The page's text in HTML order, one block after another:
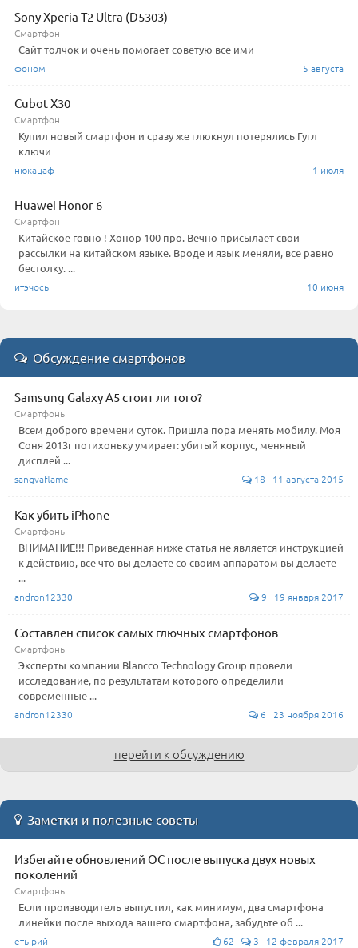
Sony Xperia T2 Ultra (D5303)
Смартфон
Сайт толчок и очень помогает советую все ими
фоном 5 августа
Cubot X30
Смартфон
Купил новый смартфон и сразу же глюкнул потерялись Гугл
ключи
нюкацаф 1 июля
Huawei Honor 6
Смартфон
Китайское говно ! Хонор 100 про. Вечно присылает свои
рассылки на китайском языке. Вроде и язык меняли, все равно
бестолку. ...
итэчосы 10 июня
Обсуждение смартфонов
Samsung Galaxy A5 стоит ли того?
Смартфоны
Всем доброго времени суток. Пришла пора менять мобилу. Моя
Соня 2013г потихоньку умирает: убитый корпус, меняный
дисплей ...
sangvaflame 18 11 августа 2015
Как убить iPhone
Смартфоны
ВНИМАНИЕ!!! Приведенная ниже статья не является инструкцией
к действию, все что вы делаете со своим аппаратом вы делаете
...
andron12330 9 19 января 2017
Составлен список самых глючных смартфонов
Смартфоны
Эксперты компании Blancco Technology Group провели
исследование, по результатам которого определили
современные ...
andron12330 6 23 ноября 2016
перейти к обсуждению
Заметки и полезные советы
Избегайте обновлений ОС после выпуска двух новых
поколений
Смартфоны
Если производитель выпустил, как минимум, два смартфона
линейки после выхода вашего смартфона, забудьте об ...
етырий 62 3 12 февраля 2017